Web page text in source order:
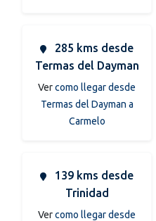
285 kms desde
Termas del Dayman
Vercomo llegar desde
Termas del Dayman a
Carmelo
139 kms desde
Trinidad
Vercomo llegar desde